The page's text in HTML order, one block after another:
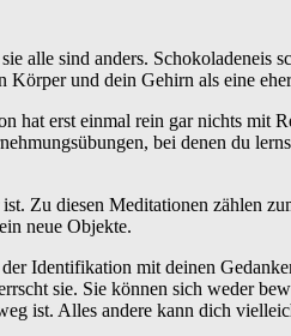
alle sind anders. Schokoladeneis
und dein Gehirn als eine
hat erst einmal rein gar nichts
bei denen du
Zu diesen Meditationen zählen
neue Objekte.
Identifikation mit deinen
sie. Sie können sich weder
ist. Alles andere kann dich